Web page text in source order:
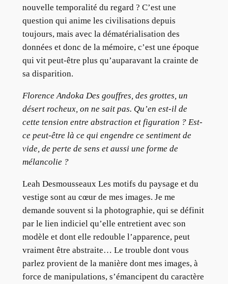
nouvelle temporalité du regard ? C’est une
question qui anime les civilisations depuis
toujours, mais avec la dématérialisation des
données et donc de la mémoire, c’est une époque
qui vit peut-être plus qu’auparavant la crainte de
sa disparition.
Florence Andoka Des gouffres, des grottes, un
désert rocheux, on ne sait pas. Qu’en est-il de
cette tension entre abstraction et figuration ? Est-
ce peut-être là ce qui engendre ce sentiment de
vide, de perte de sens et aussi une forme de
mélancolie ?
Leah Desmousseaux Les motifs du paysage et du
vestige sont au cœur de mes images. Je me
demande souvent si la photographie, qui se définit
par le lien indiciel qu’elle entretient avec son
modèle et dont elle redouble l’apparence, peut
vraiment être abstraite… Le trouble dont vous
parlez provient de la manière dont mes images, à
force de manipulations, s’émancipent du caractère